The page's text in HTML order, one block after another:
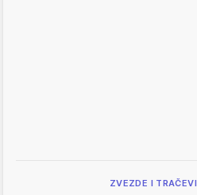
ZVEZDE I TRAČEVI